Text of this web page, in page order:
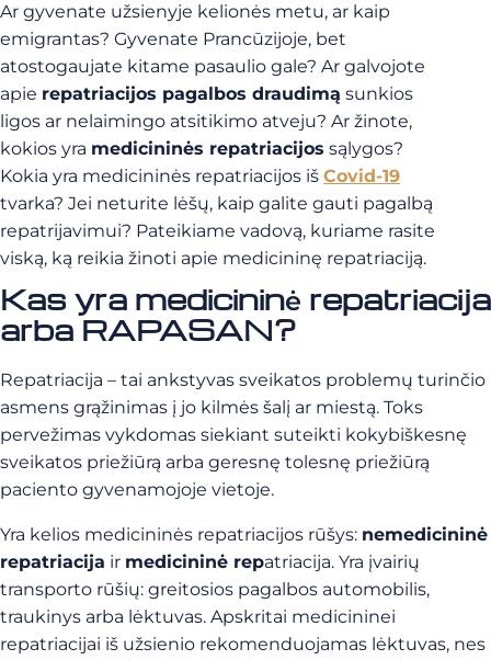
Ar gyvenate užsienyje kelionės metu, ar kaip
emigrantas? Gyvenate Prancūzijoje, bet
atostogaujate kitame pasaulio gale? Ar galvojote
apie repatriacijos pagalbos draudimą sunkios
ligos ar nelaimingo atsitikimo atveju? Ar žinote,
kokios yra medicininės repatriacijos sąlygos?
Kokia yra medicininės repatriacijos iš Covid-19
tvarka? Jei neturite lėšų, kaip galite gauti pagalbą
repatrijavimui? Pateikiame vadovą, kuriame rasite
viską, ką reikia žinoti apie medicininę repatriaciją.
Kas yra medicininė repatriacija
arba RAPASAN?
Repatriacija – tai ankstyvas sveikatos problemų turinčio
asmens grąžinimas į jo kilmės šalį ar miestą. Toks
pervežimas vykdomas siekiant suteikti kokybiškesnę
sveikatos priežiūrą arba geresnę tolesnę priežiūrą
paciento gyvenamojoje vietoje.
Yra kelios medicininės repatriacijos rūšys: nemedicininė
repatriacija ir medicininė repatriacija. Yra įvairių
transporto rūšių: greitosios pagalbos automobilis,
traukinys arba lėktuvas. Apskritai medicininei
repatriacijai iš užsienio rekomenduojamas lėktuvas, nes